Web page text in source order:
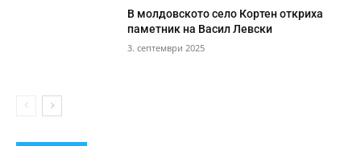
В молдовското село Кортен откриха
паметник на Васил Левски
3. септември 2025